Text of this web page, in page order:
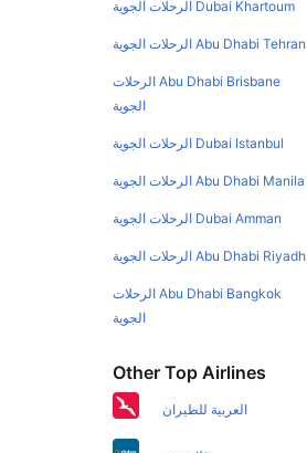
Dubai Khartoum الرحلات الجوية
Abu Dhabi Tehran الرحلات الجوية
Abu Dhabi Brisbane الرحلات
الجوية
Dubai Istanbul الرحلات الجوية
Abu Dhabi Manila الرحلات الجوية
Dubai Amman الرحلات الجوية
Abu Dhabi Riyadh الرحلات الجوية
Abu Dhabi Bangkok الرحلات
الجوية
Other Top Airlines
العربية للطيران